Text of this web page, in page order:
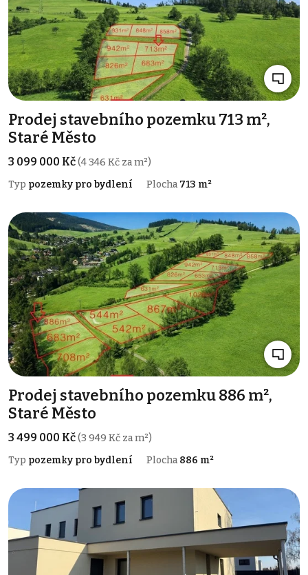
Prodej stavebního pozemku 713 m²,
Staré Město
3 099 000 Kč(4 346 Kč za m²)
Typ pozemky pro bydlení Plocha 713 m²
Prodej stavebního pozemku 886 m²,
Staré Město
3 499 000 Kč(3 949 Kč za m²)
Typ pozemky pro bydlení Plocha 886 m²